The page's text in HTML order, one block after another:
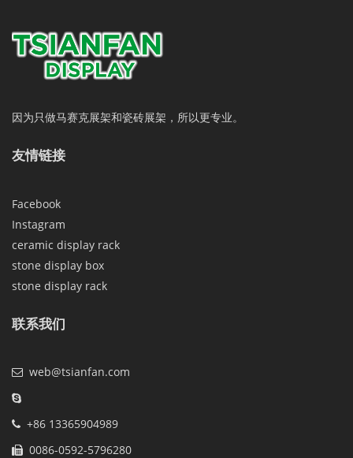
因为只做马赛克展架和瓷砖展架，所以更专业。
友情链接
Facebook
Instagram
ceramic display rack
stone display box
stone display rack
联系我们
web@tsianfan.com
+86 13365904989
0086-0592-5796280